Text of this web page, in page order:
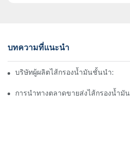
บทความที่แนะนำ
บริษัทผู้ผลิตไส้กรองน้ำมันชั้นนำ: ภาพ
การนำทางตลาดขายส่งไส้กรองน้ำมั